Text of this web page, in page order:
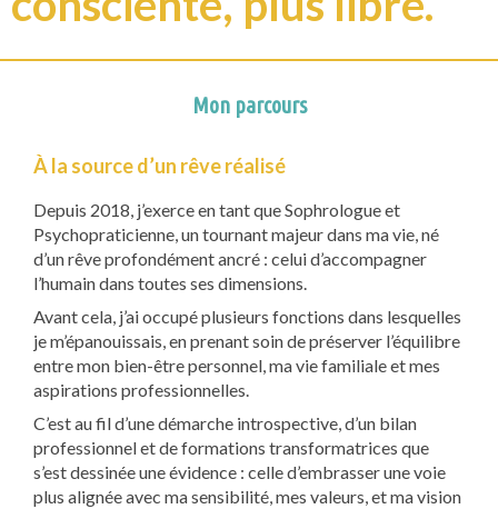
Mon parcours
À la source d’un rêve réalisé
Depuis 2018, j’exerce en tant que Sophrologue et
Psychopraticienne, un tournant majeur dans ma vie, né
d’un rêve profondément ancré : celui d’accompagner
l’humain dans toutes ses dimensions.
Avant cela, j’ai occupé plusieurs fonctions dans lesquelles
je m’épanouissais, en prenant soin de préserver l’équilibre
entre mon bien-être personnel, ma vie familiale et mes
aspirations professionnelles.
C’est au fil d’une démarche introspective, d’un bilan
professionnel et de formations transformatrices que
s’est dessinée une évidence : celle d’embrasser une voie
plus alignée avec ma sensibilité, mes valeurs, et ma vision